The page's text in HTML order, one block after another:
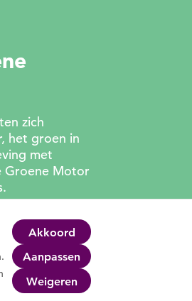
Akkoord
Aanpassen
Weigeren
zich
het groen in
met
Groene Motor